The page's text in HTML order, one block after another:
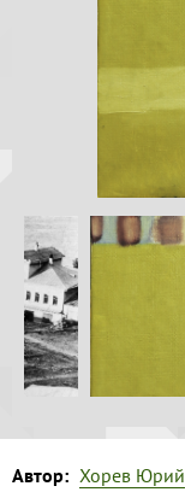
Автор: Хорев Юрий